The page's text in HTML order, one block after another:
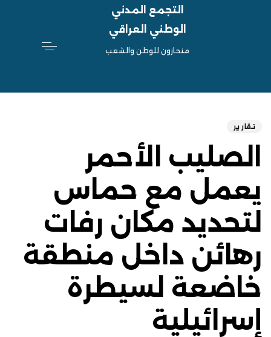
التجمع المدني
الوطني العراقي
منحازون للوطن والشعب
تقارير
الصليب الأحمر
يعمل مع حماس
لتحديد مكان رفات
رهائن داخل منطقة
خاضعة لسيطرة
إسرائيلية